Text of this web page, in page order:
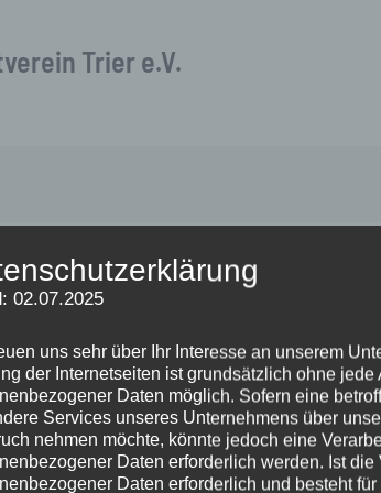
Trier e.V.
Herunterladen
02.07.2025
uns sehr über Ihr Interesse an unserem
der Internetseiten ist grundsätzlich ohne jede
Daten möglich. Sofern eine
Services unseres Unternehmens über
nehmen möchte, könnte jedoch eine
Daten erforderlich werden. Ist die
Daten erforderlich und besteht